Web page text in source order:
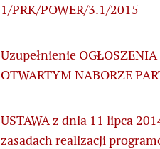
1/PRK/POWER/3.1/2015
Uzupełnienie OGŁOSZENIA
OTWARTYM NABORZE
USTAWA z dnia 11 lipca
zasadach realizacji